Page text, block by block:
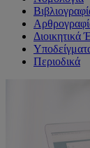
Διοικητικά
Περιοδικά